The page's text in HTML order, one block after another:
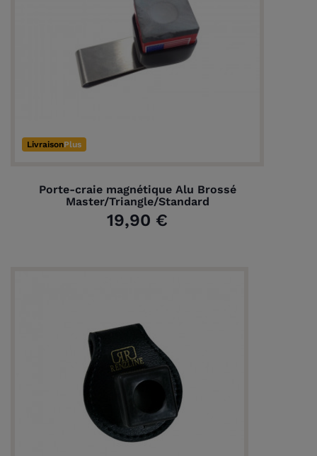
LivraisonPlus
Porte-craie magnétique Alu Brossé
Master/Triangle/Standard
19,90 €